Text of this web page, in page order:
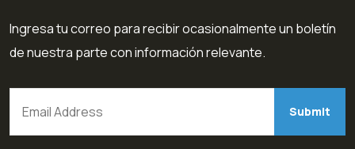
Ingresa tu correo para recibir ocasionalmente un boletín
de nuestra parte con información relevante.